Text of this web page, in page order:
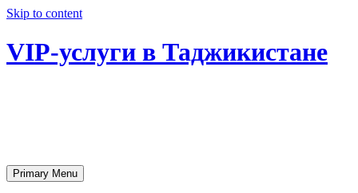
Skip to content
VIP-услуги в Таджикистане
Primary Menu